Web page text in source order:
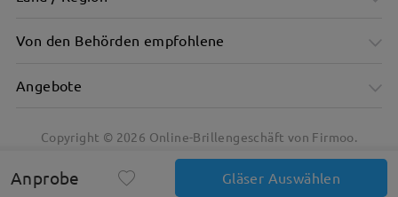
Anprobe Gläser Auswählen
Von den Behörden empfohlene
Angebote
Copyright © 2026 Online-Brillengeschäft von Firmoo.